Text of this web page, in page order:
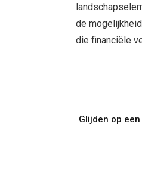
de
die financiële
Glijden op